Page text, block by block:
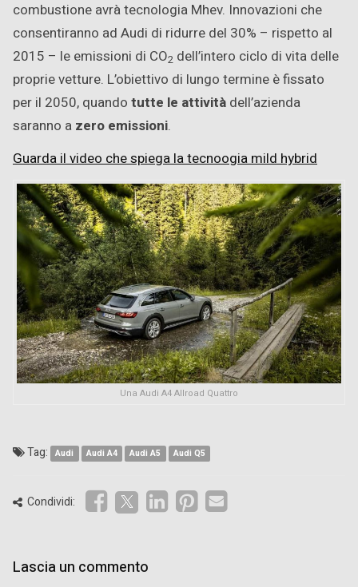
combustione avrà tecnologia Mhev. Innovazioni che
consentiranno ad Audi di ridurre del 30% – rispetto al
2015 – le emissioni di CO2 dell’intero ciclo di vita delle
proprie vetture. L’obiettivo di lungo termine è fissato
per il 2050, quando tutte le attività dell’azienda
saranno a zero emissioni.
Guarda il video che spiega la tecnoogia mild hybrid
Una Audi A4 Allroad Quattro
Tag: Audi Audi A4 Audi A5 Audi Q5
Condividi:
Lascia un commento